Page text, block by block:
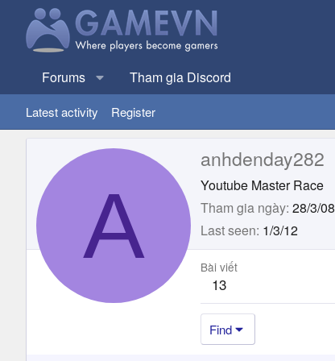
Forums Tham gia Discord
Latest activity Register
A
anhdenday282
Youtube Master Race
Tham gia ngày 28/3/08
Last seen 1/3/12
Bài viết
13
Find